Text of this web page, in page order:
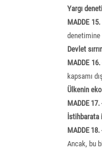
Yargı
MADDE
denetimine
Devlet
MADDE 16.
kapsamı
Ülkenin
MADDE 17.
İstihbarata
MADDE 18.
Ancak, bu